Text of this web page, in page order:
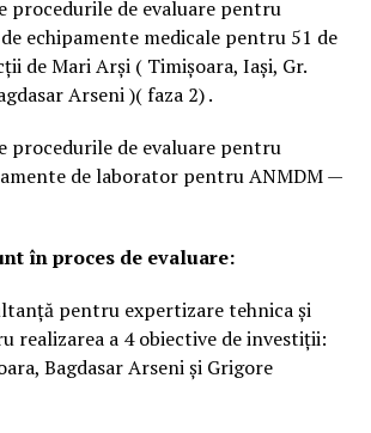
procedurile de evaluare pentru
echipamente medicale pentru 51 de
de Mari Arși ( Timișoara, Iași, Gr.
Arseni )( faza 2) .
procedurile de evaluare pentru
de laborator pentru ANMDM —
în proces de evaluare:
pentru expertizare tehnica și
realizarea a 4 obiective de investiții:
Bagdasar Arseni și Grigore